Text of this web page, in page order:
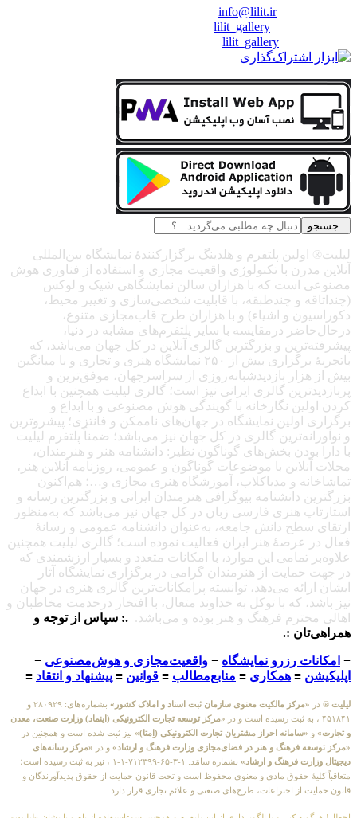
info@lilit.ir
lilit_gallery
lilit_gallery
جستجو
لیلیت® اولین پلتفرم و هلدینگ برگزارکنندهٔ نمایشگاه بین‌المللی
آنلاین مدرن با تکنولوژی واقعیت مجازی و استفاده از فناوری هوش
مصنوعی است که با هزاران سالن نمایشگاهی شیک و لوکس
(چنداتاقه و چندطبقه، با قابلیت شخصی‌سازی و تغییر محیط،
دکوراسیون و اشیاء) و با هزاران طرح قاب‌مجازی متنوع،
درحال‌حاضر درمقایسه با سایر پلتفرم‌های مشابه در دنیا،
پیشرفته‌ترین و بزرگترین گالری آنلاین در کل جهان می‌باشد، که
باتجربهٔ برگزاری بیش از ۲۵۰ نمایشگاه هنری و تجاری و با میانگین
بیش از هزار بازدیدشبانه‌روزی از سراسرجهان، موفق‌ترین و
پربازدیدترین گالری ایرانی نیز است؛ گالری لیلیت همچنین با ابداع
کردن اولین نگارخانه با گویندگی هوش مصنوعی و با ابداع و
برگزاری اولین نمایشگاه در جهان‌های ناممکن و فانتزی؛ پیشروترین
و نوآورانه‌ترین گالری در کل جهان نیز می‌باشد؛ ضمناً پلتفرم لیلیت
با دارا بودن بخش‌های گوناگون نظیر: دانشنامه هنر و هنرمندان،
مجلات آنلاین با موضوعات گوناگون و عمومی، روزنامه آنلاین هنر،
تماشاخانه و مدیاکلاب، آموزشگاه هنری مجازی و…؛ هم‌اکنون
بزرگترین دانشنامه بیوگرافی هنرمندان ایرانی و بزرگترین رسانه و
استارتاپ هنری فارسی زبان در کل جهان نیز می‌باشد که به‌منظور
ارتقای سطح دانش جامعه، به‌عنوان دانشنامه عمومی و رسانهٔ
فعال در عرصهٔ هنر ایران فعالیت نموده است؛ گالری لیلیت همچنین
علاوه‌بر تمامی این موارد، با امکانات متعدد و بسیار ارزشمندی که
در جهت حمایت از هنرمندان گرامی در برگزاری نمایشگاه آثار
ایشان ارائه می‌دهد، توانسته پرامکانات‌ترین گالری هنری در جهان
نیز باشد، که با توکل به خداوند متعال، با افتخار درخدمت مخاطبان و
اهالی محترم فرهنگ و هنر بوده و می‌باشد. .: سپاس از توجه و
همراهی‌تان :.
≡ امکانات رزرو نمایشگاه ≡ واقعیت‌مجازی و هوش‌مصنوعی ≡
اپلیکیشن ≡ همکاری ≡ منابع‌مطالب ≡ قوانین ≡ پیشنهاد و انتقاد ≡
لیلیت ® در «مرکز مالکیت معنوی سازمان ثبت اسناد و املاک کشور»
بشماره‌های: ۲۸۰۹۲۹ و
۴۵۱۸۴۱ ، به ثبت رسیده است و در
«مرکز توسعه تجارت الکترونیکی (اینماد) وزارت صنعت، معدن
و تجارت» و «سامانه احراز مشتریان تجارت الکترونیکی (اِمتا)» نیز ثبت شده است و همچنین در
«مرکز توسعه فرهنگ و هنر در فضای‌مجازی وزارت فرهنگ و ارشاد» و در «مرکز رسانه‌های
دیجیتال وزارت فرهنگ و ارشاد»
بشماره شامَد: ۱-۳-۶۵-۷۱۲۳۹۹-۱-۱ ، نیز به ثبت رسیده است؛
متعاقباً کلیهٔ حقوق مادی و معنوی محفوظ است و تحت قانون حمایت از حقوق پدیدآورندگان و
قانون حمایت از اختراعات، طرح‌های صنعتی و علائم تجاری قرار دارد.